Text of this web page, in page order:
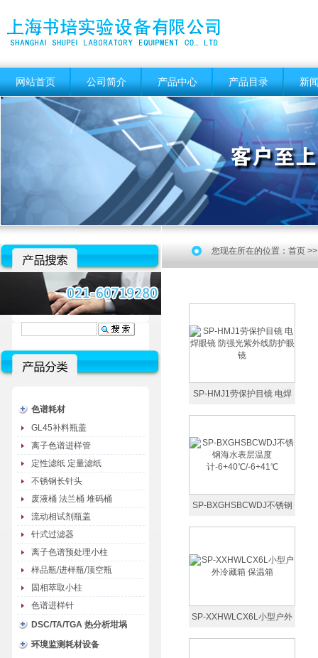
网站首页 公司简介 产品中心 产品目录 新
色谱耗材
GL45补料瓶盖
离子色谱进样管
定性滤纸 定量滤纸
不锈钢长针头
废液桶 法兰桶 堆码桶
流动相试剂瓶盖
针式过滤器
离子色谱预处理小柱
样品瓶/进样瓶/顶空瓶
固相萃取小柱
色谱进样针
DSC/TA/TGA 热分析坩埚
环境监测耗材设备
您现在所在的位置： 首页
SP-HMJ1劳保护目镜 电焊
眼镜 防强光紫外线防护眼镜
SP-BXGHSBCWDJ不锈钢
海水表层温度
SP-XXHWLCX6L小型户外
冷藏箱 保温箱